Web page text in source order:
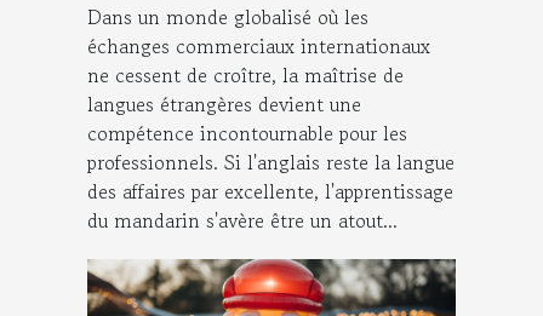
Dans un monde globalisé où les
échanges commerciaux internationaux
ne cessent de croître, la maîtrise de
langues étrangères devient une
compétence incontournable pour les
professionnels. Si l'anglais reste la langue
des affaires par excellente, l'apprentissage
du mandarin s'avère être un atout...